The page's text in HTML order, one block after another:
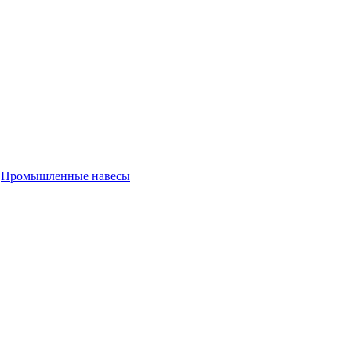
Промышленные навесы